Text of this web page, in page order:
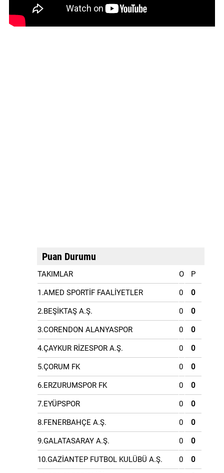
Puan Durumu
TAKIMLAR O P
1.AMED SPORTİF FAALİYETLER 0 0
2.BEŞİKTAŞ A.Ş. 0 0
3.CORENDON ALANYASPOR 0 0
4.ÇAYKUR RİZESPOR A.Ş. 0 0
5.ÇORUM FK 0 0
6.ERZURUMSPOR FK 0 0
7.EYÜPSPOR 0 0
8.FENERBAHÇE A.Ş. 0 0
9.GALATASARAY A.Ş. 0 0
10.GAZİANTEP FUTBOL KULÜBÜ A.Ş. 0 0